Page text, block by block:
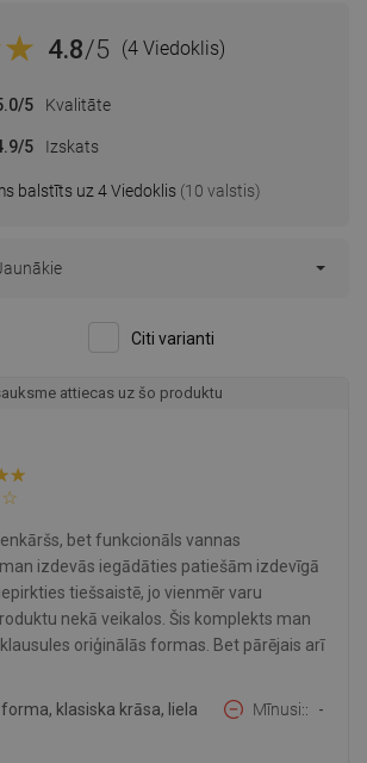
4.8/5 (4 Viedoklis)
balstīts uz 4 Viedoklis (10 valstis)
/5 Kvalitāte
/5 Izskats
Citi varianti
attiecas uz šo produktu
bet funkcionāls vannas
izdevās iegādāties patiešām izdevīgā
tiešsaistē, jo vienmēr varu
nekā veikalos. Šis komplekts man
oriģinālās formas. Bet pārējais arī
klasiska krāsa, liela
Mīnusi: -